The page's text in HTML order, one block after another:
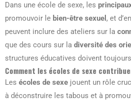
Dans une école de sexe, les
promouvoir le bien-être sexuel , et
peuvent inclure des ateliers sur la
que des cours sur la diversité des
structures éducatives doivent
Comment les écoles de sexe
Les écoles de sexe jouent un rôle
à déconstruire les tabous et à